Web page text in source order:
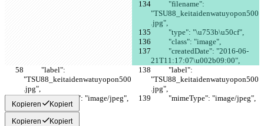
"TSU88_keitaidenwatuyopon500
.jpg",
          "type": "\u753b\u50cf",
          "class": "image",
21T11:17:07\u002b09:00",
"TSU88_keitaidenwatuyopon500
.jpg",
"TSU88_keitaidenwatuyopon500
.jpg",
          "mimeType": "image/jpeg",
          "mimeType": "image/jpeg",
Kopieren Kopiert
Kopieren Kopiert